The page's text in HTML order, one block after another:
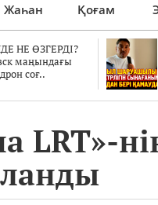
Жаһан Қоғам
НЕ ӨЗГЕРДІ?
маңындағы
соғ..
LRT»-